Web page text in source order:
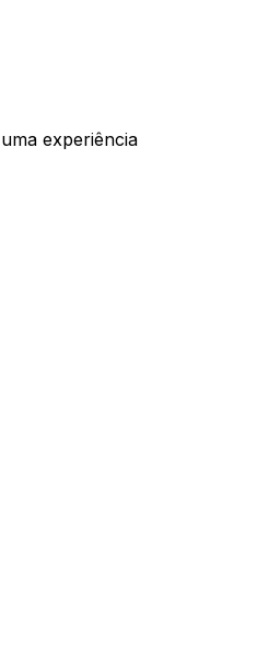
uma experiência